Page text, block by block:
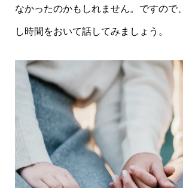
なかったのかもしれません。ですので
し時間をおいて話してみましょう。